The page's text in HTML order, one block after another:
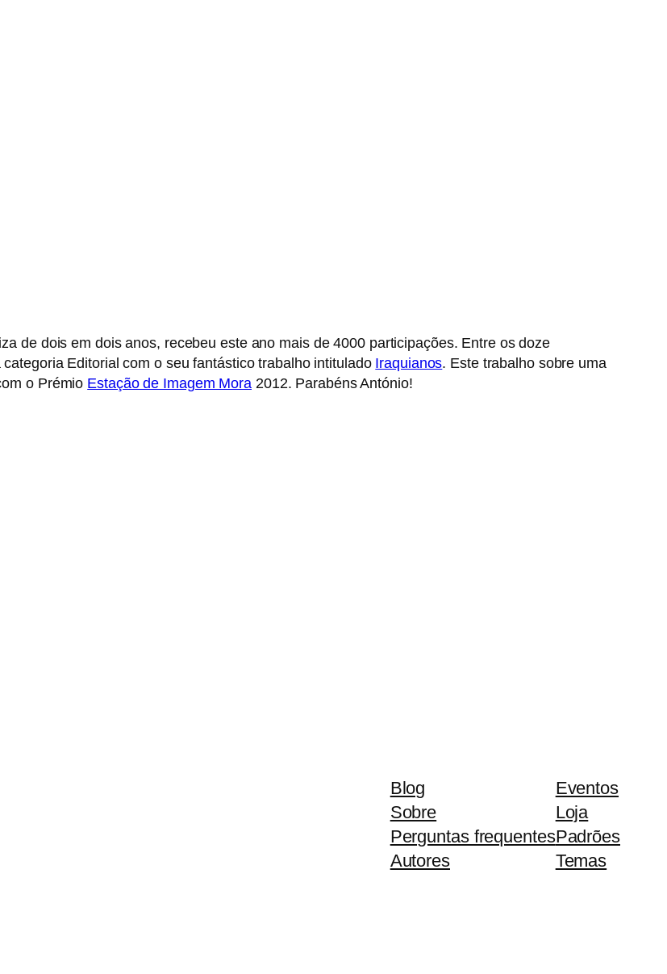
de dois em dois anos, recebeu este ano mais de 4000 participações. Entre os doze
categoria Editorial com o seu fantástico trabalho intitulado Iraquianos. Este trabalho sobre uma
o Prémio Estação de Imagem Mora 2012. Parabéns António!
Blog
Sobre
Perguntas frequentes
Autores
Eventos
Loja
Padrões
Temas